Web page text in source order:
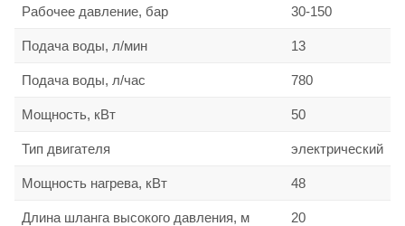
Рабочее давление, бар 30-150
Подача воды, л/мин 13
Подача воды, л/час 780
Мощность, кВт 50
Тип двигателя электрический
Мощность нагрева, кВт 48
Длина шланга высокого давления, м 20